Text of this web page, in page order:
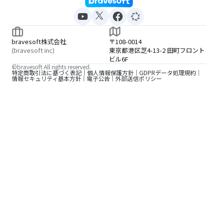
bravesoft株式会社
(bravesoft inc)
〒108-0014
東京都港区芝4-13-2 田町フロント
ビル6F
特定商取引法に基づく表記 個人情報保護方針 GDPRデータ処理規約
情報セキュリティ基本方針 電子公告 外部送信ポリシー
©bravesoft All rights reserved.